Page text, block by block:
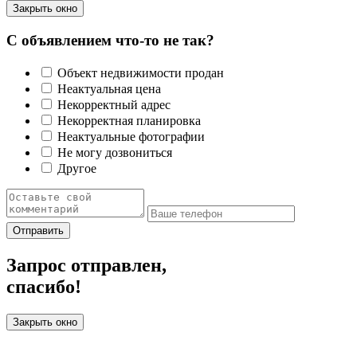
Закрыть окно
С объявлением что-то не так?
Объект недвижимости продан
Неактуальная цена
Некорректный адрес
Некорректная планировка
Неактуальные фотографии
Не могу дозвониться
Другое
Отправить
Запрос отправлен,
спасибо!
Закрыть окно